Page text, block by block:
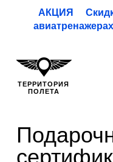
АКЦИЯ
ТЕРРИТОРИЯ
ПОЛЕТА